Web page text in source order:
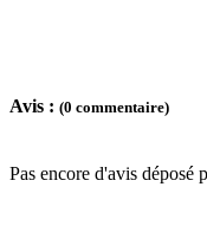
Avis : (0 commentaire)
Pas encore d'avis déposé